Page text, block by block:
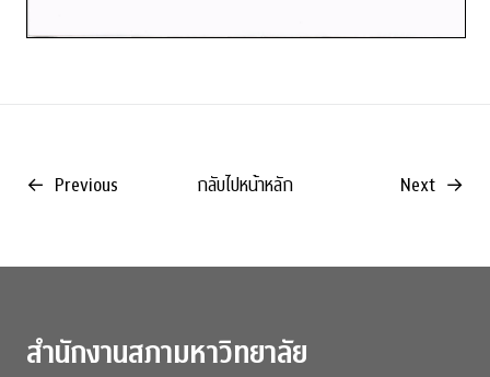
← Previous กลับไปหน้าหลัก Next →
สำนักงานสภามหาวิทยาลัย